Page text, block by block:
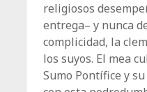
religiosos
entrega– y nunca
complicidad, la
los suyos. El mea
Sumo Pontífice y